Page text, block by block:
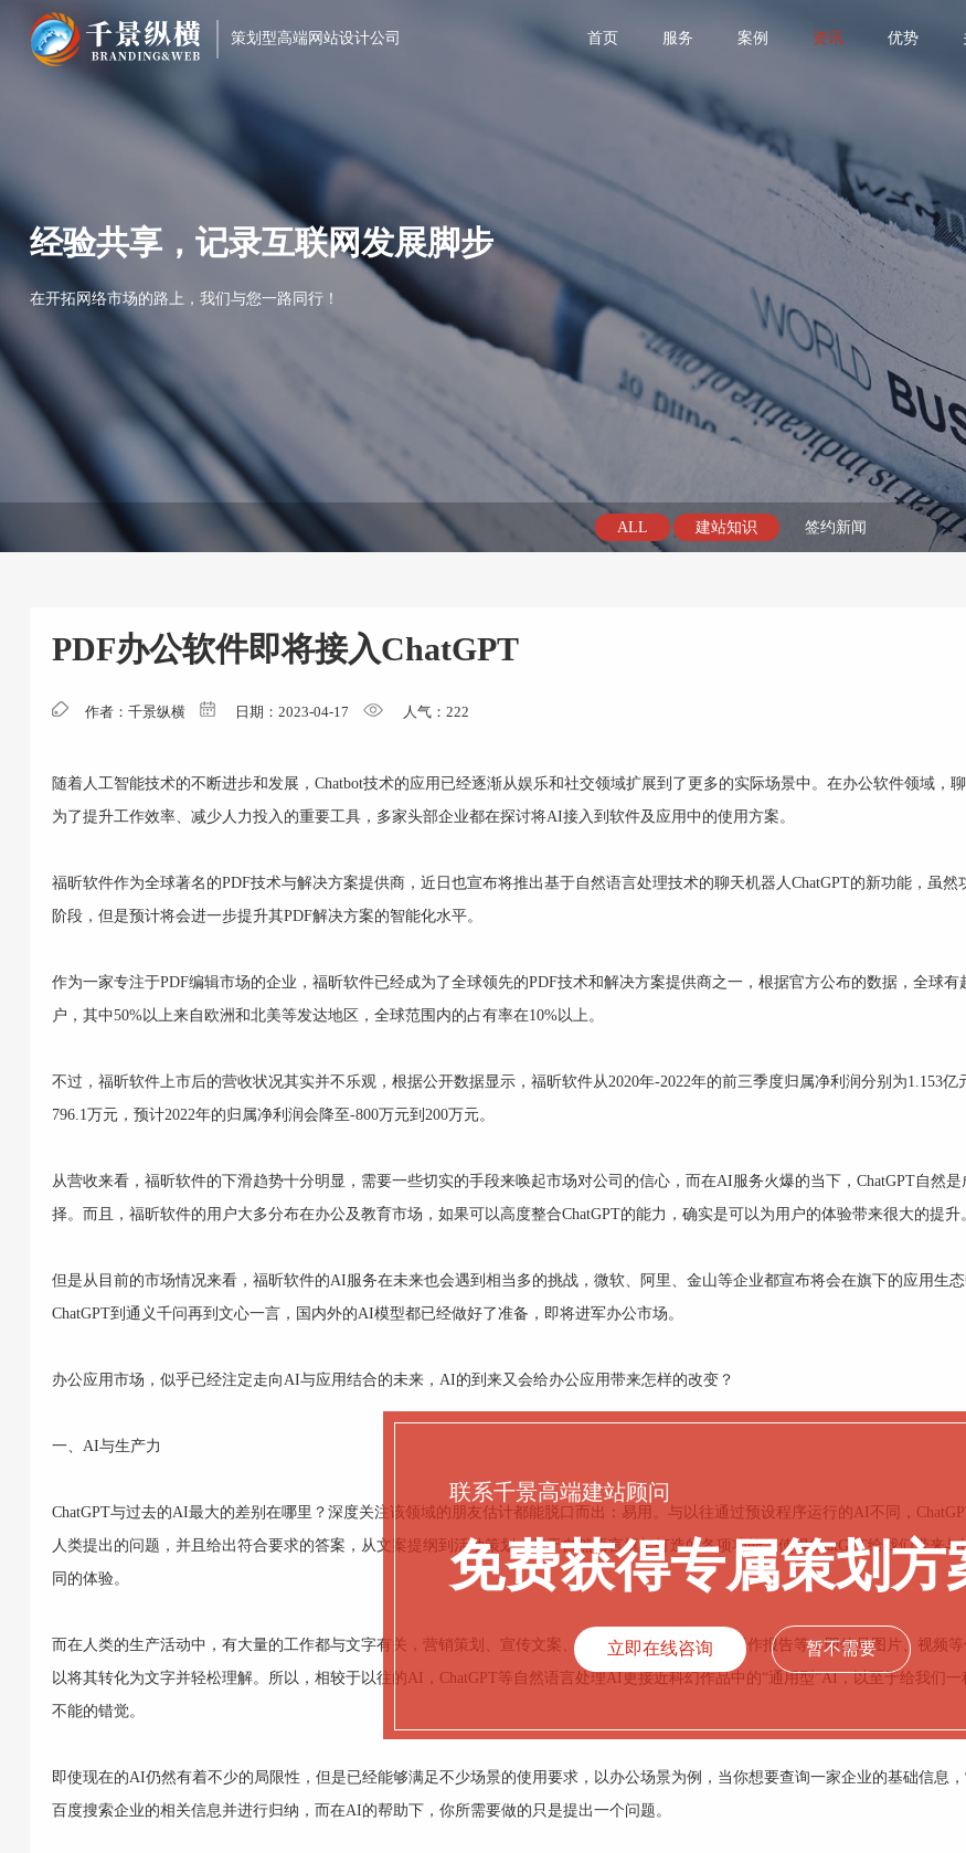
策划型高端网站设计公司 首页 服务 案例 资讯 优势
经验共享，记录互联网发展脚步
在开拓网络市场的路上，我们与您一路同行！
ALL 建站知识 签约新闻
PDF办公软件即将接入ChatGPT
作者：千景纵横 日期：2023-04-17 人气： 222
随着人工智能技术的不断进步和发展，Chatbot技术的应用已经逐渐从娱乐和社交领域扩展到了更多的实际场景中。在办公软件领域，
为了提升工作效率、减少人力投入的重要工具，多家头部企业都在探讨将AI接入到软件及应用中的使用方案。
福昕软件作为全球著名的PDF技术与解决方案提供商，近日也宣布将推出基于自然语言处理技术的聊天机器人ChatGPT的新功能，虽然
阶段，但是预计将会进一步提升其PDF解决方案的智能化水平。
作为一家专注于PDF编辑市场的企业，福昕软件已经成为了全球领先的PDF技术和解决方案提供商之一，根据官方公布的数据，全球有
户，其中50%以上来自欧洲和北美等发达地区，全球范围内的占有率在10%以上。
不过，福昕软件上市后的营收状况其实并不乐观，根据公开数据显示，福昕软件从2020年-2022年的前三季度归属净利润分别为1.153亿
796.1万元，预计2022年的归属净利润会降至-800万元到200万元。
从营收来看，福昕软件的下滑趋势十分明显，需要一些切实的手段来唤起市场对公司的信心，而在AI服务火爆的当下，ChatGPT自然
择。而且，福昕软件的用户大多分布在办公及教育市场，如果可以高度整合ChatGPT的能力，确实是可以为用户的体验带来很大的提升
但是从目前的市场情况来看，福昕软件的AI服务在未来也会遇到相当多的挑战，微软、阿里、金山等企业都宣布将会在旗下的应用生
ChatGPT到通义千问再到文心一言，国内外的AI模型都已经做好了准备，即将进军办公市场。
办公应用市场，似乎已经注定走向AI与应用结合的未来，AI的到来又会给办公应用带来怎样的改变？
一、AI与生产力
ChatGPT与过去的AI最大的差别在哪里？深度关注该领域的朋友估计都能脱口而出：易用。与以往通过预设程序运行的AI不同，
人类提出的问题，并且给出符合要求的答案，从文案提纲到活动策划，基于自然语言框架打造的各项功能，使得ChatGPT给我们带来
同的体验。
而在人类的生产活动中，有大量的工作都与文字有关，营销策划、宣传文案、市场分析、产品设计、工作报告等，即使是图片、视频等
以将其转化为文字并轻松理解。所以，相较于以往的AI，ChatGPT等自然语言处理AI更接近科幻作品中的“通用型”AI，以至于给我们一
不能的错觉。
即使现在的AI仍然有着不少的局限性，但是已经能够满足不少场景的使用要求，以办公场景为例，当你想要查询一家企业的基础信息
百度搜索企业的相关信息并进行归纳，而在AI的帮助下，你所需要做的只是提出一个问题。
联系千景高端建站顾问
免费获得专属策划方
立即在线咨询 暂不需要